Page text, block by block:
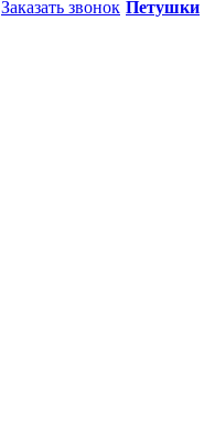
Заказать звонок Петушки